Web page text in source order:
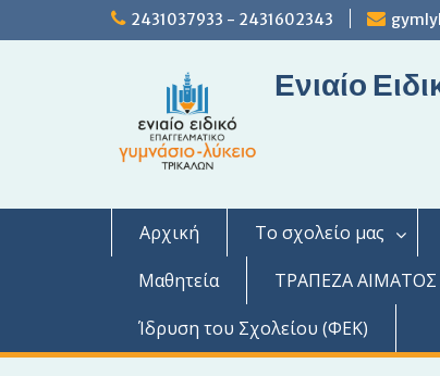
2431037933 - 2431602343
Ενιαίο
Αρχική Το σχολείο μας
Μαθητεία
ΤΡΑΠΕΖΑ ΑΙΜΑΤΟΣ
Ίδρυση του Σχολείου (ΦΕΚ)